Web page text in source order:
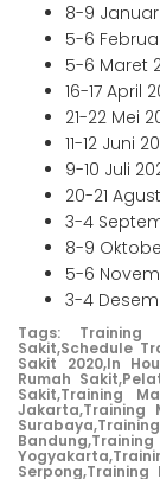
8-9
5-6
5-6 Maret
16-17 April
21-22 Mei
11-12 Juni
9-10 Juli
20-21
3-4
8-9
5-6
3-4
Tags: Training
Sakit,Schedule
Sakit 2020,In
Rumah Sakit,
Sakit,Training
Jakarta,Training
Surabaya,
Bandung,
Yogyakarta,
Serpong,Training